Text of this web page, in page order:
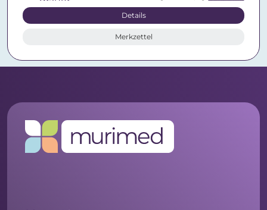
Details
Merkzettel